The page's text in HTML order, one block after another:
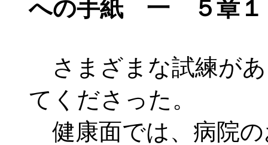
への手紙 一 ５章１
さまざまな試練が
てくださった。
健康面では、病院